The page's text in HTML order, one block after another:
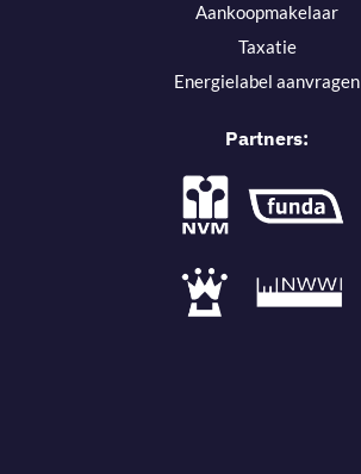
Aankoopmakelaar
Taxatie
Energielabel aanvragen
Partners: